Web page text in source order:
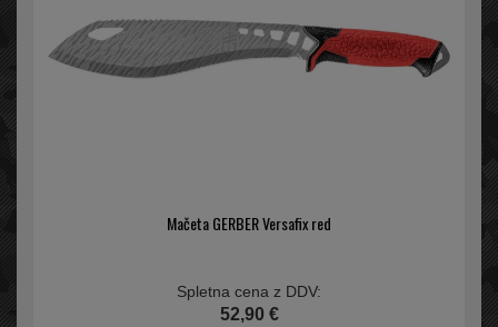
Mačeta GERBER Versafix red
Spletna cena z DDV:
52,90 €